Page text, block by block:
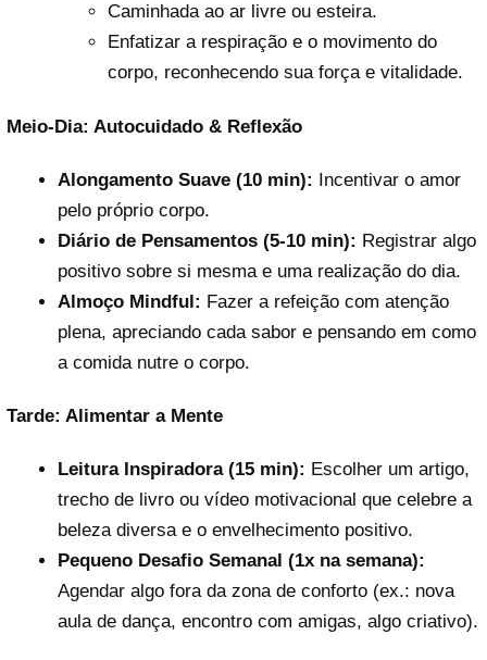
Caminhada ao ar livre ou esteira.
Enfatizar a respiração e o movimento do
corpo, reconhecendo sua força e vitalidade.
Meio-Dia: Autocuidado & Reflexão
Alongamento Suave (10 min): Incentivar o amor
pelo próprio corpo.
Diário de Pensamentos (5-10 min): Registrar algo
positivo sobre si mesma e uma realização do dia.
Almoço Mindful: Fazer a refeição com atenção
plena, apreciando cada sabor e pensando em como
a comida nutre o corpo.
Tarde: Alimentar a Mente
Leitura Inspiradora (15 min): Escolher um artigo,
trecho de livro ou vídeo motivacional que celebre a
beleza diversa e o envelhecimento positivo.
Pequeno Desafio Semanal (1x na semana):
Agendar algo fora da zona de conforto (ex.: nova
aula de dança, encontro com amigas, algo criativo).